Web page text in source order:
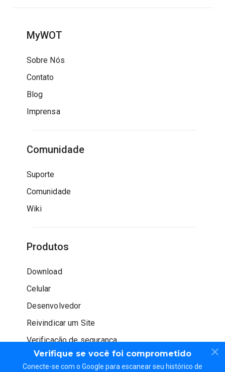
Verifique se você foi comprometido
Conecte-se com o Google para escanear seu histórico de
MyWOT
Sobre Nós
Contato
Blog
Imprensa
Comunidade
Suporte
Comunidade
Wiki
Produtos
Download
Celular
Desenvolvedor
Reivindicar um Site
Verificação de segurança